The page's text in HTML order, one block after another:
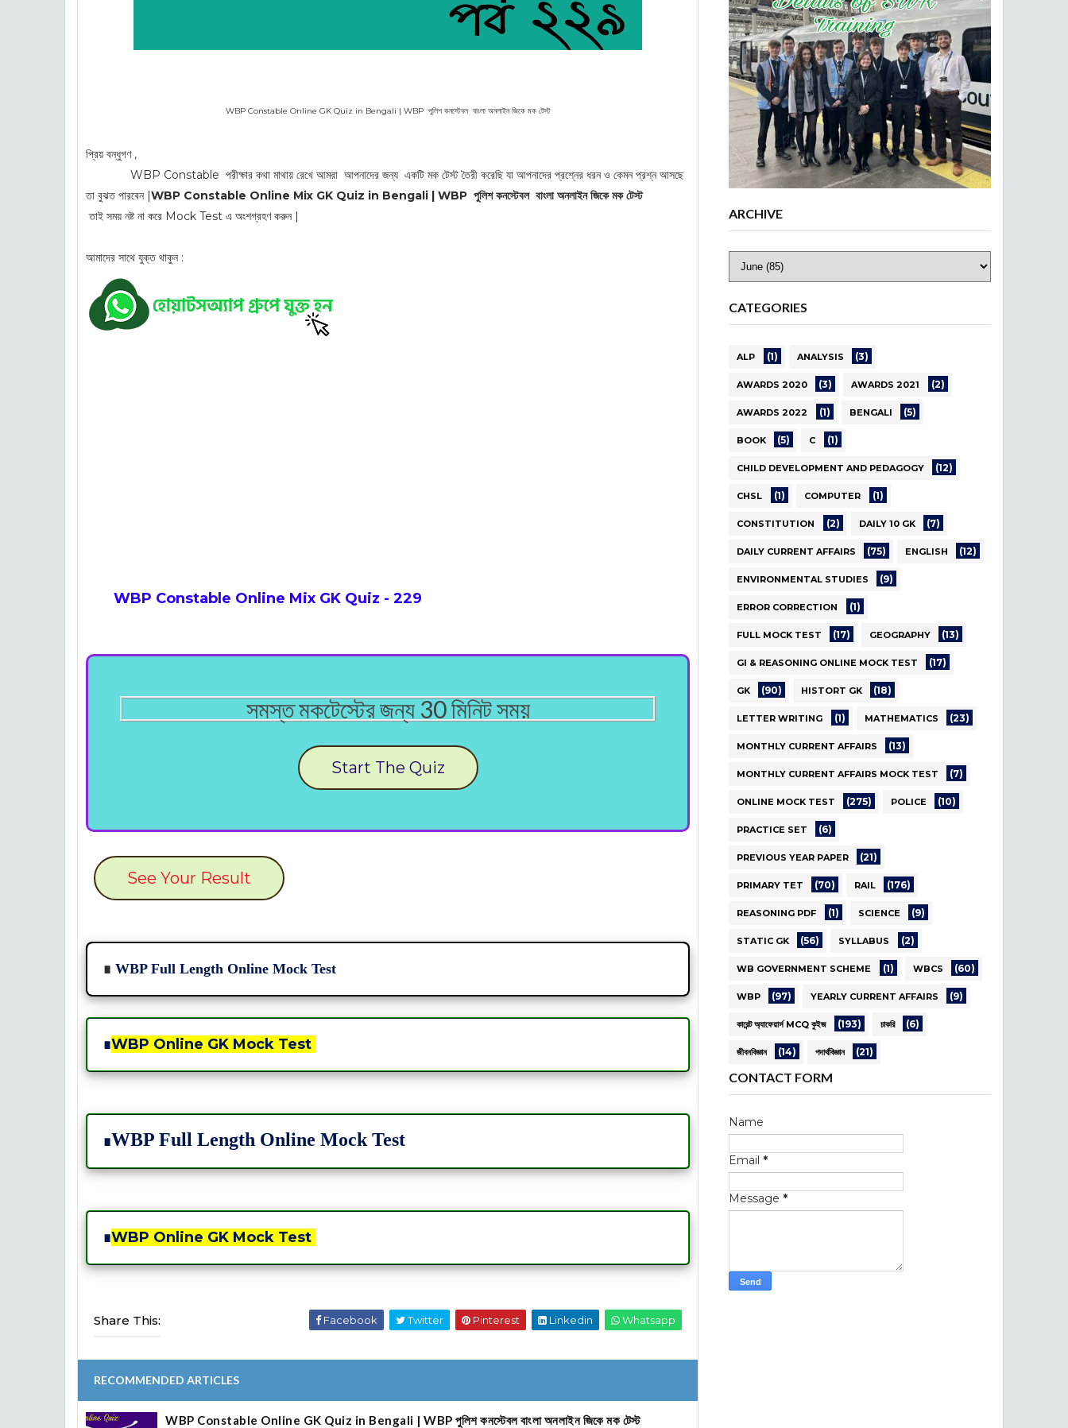
WBP Constable Online GK Quiz in Bengali | WBP পুলিশ কনস্টেবল বাংলা অনলাইন জিকে মক টেস্ট
প্রিয় বন্ধুগণ ,
WBP Constable পরীক্ষার কথা মাথায় রেখে আমরা আপনাদের জন্য একটি মক টেস্ট তৈরী করেছি যা আপনাদের প্রশ্নের ধরন ও কেমন প্রশ্ন আসছে
তা বুঝত পারবেন |WBP Constable Online Mix GK Quiz in Bengali | WBP পুলিশ কনস্টেবল বাংলা অনলাইন জিকে মক টেস্ট
তাই সময় নষ্ট না করে Mock Test এ অংশগ্রহণ করুন |
আমাদের সাথে যুক্ত থাকুন :
WBP Constable Online Mix GK Quiz - 229
সমস্ত মকটেস্টের জন্য 30 মিনিট সময়
Start The Quiz
See Your Result
∎ WBP Full Length Online Mock Test
∎WBP Online GK Mock Test
∎WBP Full Length Online Mock Test
∎WBP Online GK Mock Test
Share This: Facebook Twitter Pinterest Linkedin Whatsapp
RECOMMENDED ARTICLES
WBP Constable Online GK Quiz in Bengali | WBP পুলিশ কনস্টেবল বাংলা অনলাইন জিকে মক টেস্ট
ARCHIVE
CATEGORIES
ALP (1) ANALYSIS (3)
AWARDS 2020 (3) AWARDS 2021 (2)
AWARDS 2022 (1) BENGALI (5)
BOOK (5) C (1)
CHILD DEVELOPMENT AND PEDAGOGY (12)
CHSL (1) COMPUTER (1)
CONSTITUTION (2) DAILY 10 GK (7)
DAILY CURRENT AFFAIRS (75) ENGLISH (12)
ENVIRONMENTAL STUDIES (9)
ERROR CORRECTION (1)
FULL MOCK TEST (17) GEOGRAPHY (13)
GI & REASONING ONLINE MOCK TEST (17)
GK (90) HISTORT GK (18)
LETTER WRITING (1) MATHEMATICS (23)
MONTHLY CURRENT AFFAIRS (13)
MONTHLY CURRENT AFFAIRS MOCK TEST (7)
ONLINE MOCK TEST (275) POLICE (10)
PRACTICE SET (6)
PREVIOUS YEAR PAPER (21)
PRIMARY TET (70) RAIL (176)
REASONING PDF (1) SCIENCE (9)
STATIC GK (56) SYLLABUS (2)
WB GOVERNMENT SCHEME (1) WBCS (60)
WBP (97) YEARLY CURRENT AFFAIRS (9)
কারেন্ট অ্যাফেয়ার্স MCQ কুইজ (193) চাকরি (6)
জীবনবিজ্ঞান (14) পদার্থবিজ্ঞান (21)
CONTACT FORM
Name
Email *
Message *